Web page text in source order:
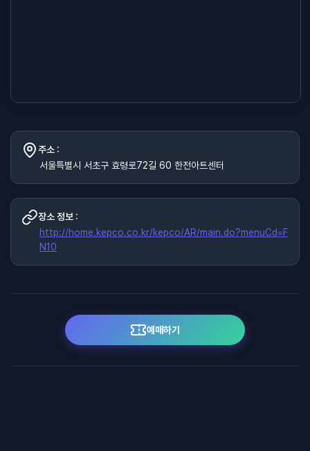
주소 :
서울특별시 서초구 효령로72길 60 한전아트센터
장소 정보 :
http://home.kepco.co.kr/kepco/AR/main.do?menuCd=F
N10
예매하기